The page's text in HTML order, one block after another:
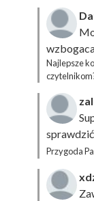
Najlepsze
Przygoda